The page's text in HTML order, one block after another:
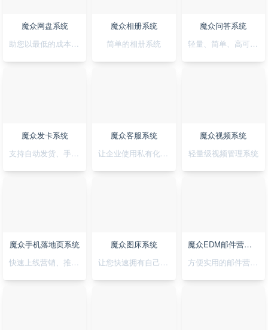
魔众网盘系统
魔众相册系统
简单的相册系统
魔众问答系统
魔众发卡系统
魔众客服系统
魔众视频系统
轻量级视频管理系统
魔众手机落地页系统
快速上线营销、推广落地页，可视化拖拽创，支持手机H5/微信小程序/抖音小程序
魔众图床系统
让您快速拥有自己私有化的图床系统
魔众EDM邮件营销系统
方便实用的邮件营销系统